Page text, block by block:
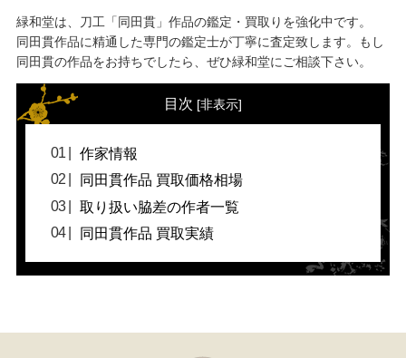
緑和堂は、刀工「同田貫」作品の鑑定・買取りを強化中です。
同田貫作品に精通した専門の鑑定士が丁寧に査定致します。もし
同田貫の作品をお持ちでしたら、ぜひ緑和堂にご相談下さい。
目次 [非表示]
作家情報
同田貫作品 買取価格相場
取り扱い脇差の作者一覧
同田貫作品 買取実績